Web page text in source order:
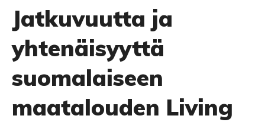
Jatkuvuutta ja
yhtenäisyyttä
suomalaiseen
maatalouden Living